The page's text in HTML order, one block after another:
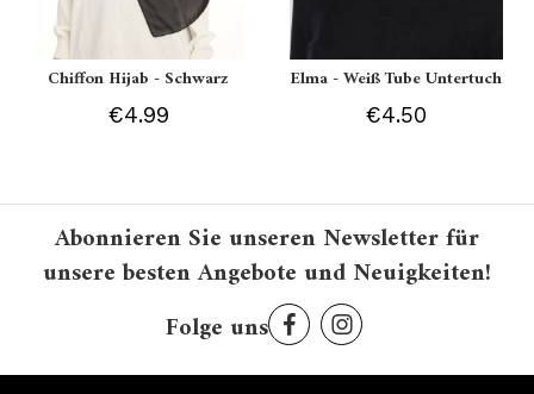
Chiffon Hijab - Schwarz
€4.99
Elma - Weiß Tube Untertuch
€4.50
Abonnieren Sie unseren Newsletter für
unsere besten Angebote und Neuigkeiten!
Folge uns